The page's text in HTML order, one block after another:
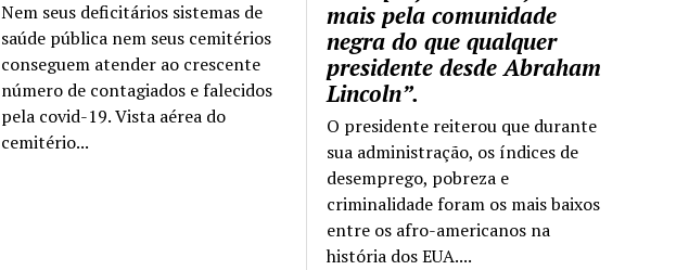
mais pela comunidade
negra do que qualquer
presidente desde Abraham
Lincoln”.
O presidente reiterou que durante
sua administração, os índices de
desemprego, pobreza e
criminalidade foram os mais baixos
entre os afro-americanos na
história dos EUA....
Nem seus deficitários sistemas de
saúde pública nem seus cemitérios
conseguem atender ao crescente
número de contagiados e falecidos
pela covid-19. Vista aérea do
cemitério...